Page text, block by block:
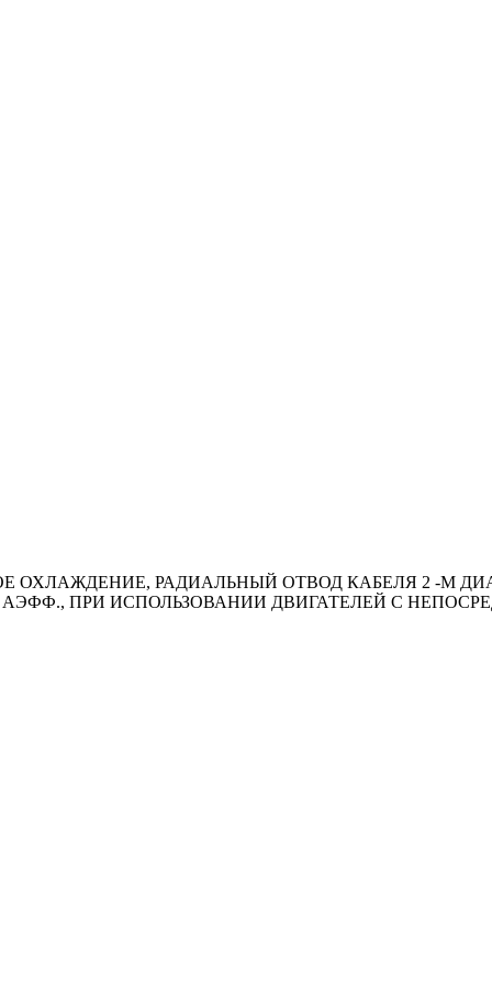
ОХЛАЖДЕНИЕ, РАДИАЛЬНЫЙ ОТВОД КАБЕЛЯ 2 -М
ПРИ ИСПОЛЬЗОВАНИИ ДВИГАТЕЛЕЙ С